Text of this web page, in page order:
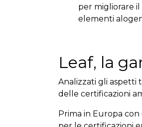
per migliorare
elementi
Leaf, la
Analizzati gli aspetti
delle certificazioni
Prima in Europa con